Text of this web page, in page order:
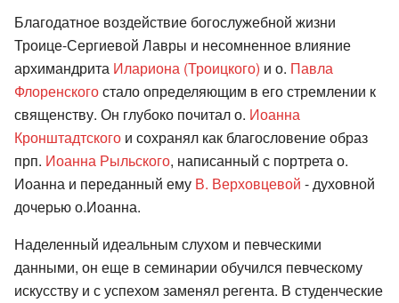
Благодатное воздействие богослужебной жизни
Троице-Сергиевой Лавры и несомненное влияние
архимандрита Илариона (Троицкого) и о. Павла
Флоренскогостало определяющим в его стремлении к
священству. Он глубоко почитал о. Иоанна
Кронштадтского и сохранял как благословение образ
прп. Иоанна Рыльского, написанный с портрета о.
Иоанна и переданный ему В. Верховцевой - духовной
дочерью о.Иоанна.
Наделенный идеальным слухом и певческими
данными, он еще в семинарии обучился певческому
искусству и с успехом заменял регента. В студенческие